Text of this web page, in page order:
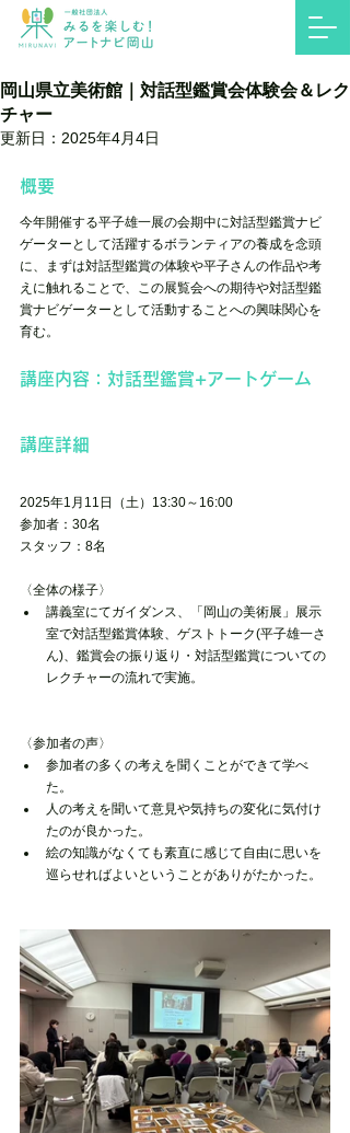
岡山県立美術館｜対話型鑑賞会体験会＆レク
チャー
更新日： 2025年4月4日
概要
今年開催する平子雄一展の会期中に対話型鑑賞ナビ
ゲーターとして活躍するボランティアの養成を念頭
に、まずは対話型鑑賞の体験や平子さんの作品や考
えに触れることで、この展覧会への期待や対話型鑑
賞ナビゲーターとして活動することへの興味関心を
育む。
講座内容：対話型鑑賞+アートゲーム
講座詳細
2025年1月11日（土）13:30～16:00
参加者：30名
スタッフ：8名
〈全体の様子〉
講義室にてガイダンス、「岡山の美術展」展示
室で対話型鑑賞体験、ゲストトーク(平子雄一さ
ん)、鑑賞会の振り返り・対話型鑑賞についての
レクチャーの流れで実施。
〈参加者の声〉
参加者の多くの考えを聞くことができて学べ
た。
人の考えを聞いて意見や気持ちの変化に気付け
たのが良かった。
絵の知識がなくても素直に感じて自由に思いを
巡らせればよいということがありがたかった。